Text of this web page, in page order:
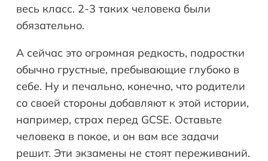
весь класс. 2-3 таких человека были
обязательно.
А сейчас это огромная редкость, подростки
обычно грустные, пребывающие глубоко в
себе. Ну и печально, конечно, что родители
со своей стороны добавляют к этой истории,
например, страх перед GCSE. Оставьте
человека в покое, и он вам все задачи
решит. Эти экзамены не стоят переживаний.